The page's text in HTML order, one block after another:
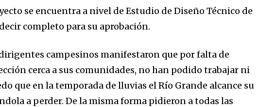
of
and be part
se encuentra a nivel de Estudio de Diseño Técnico de
completo para su aprobación.
campesinos manifestaron que por falta de
cerca a sus comunidades, no han podido trabajar ni
que en la temporada de lluvias el Río Grande alcance su
a perder. De la misma forma pidieron a todas las